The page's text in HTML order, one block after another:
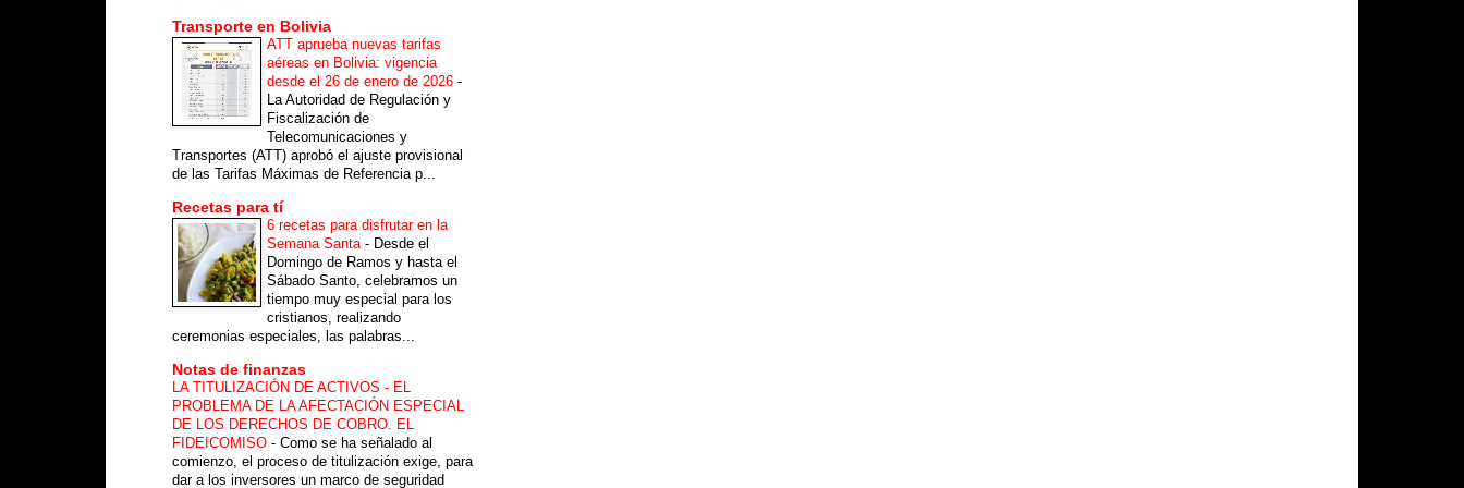
Transporte en Bolivia
ATT aprueba nuevas tarifas
aéreas en Bolivia: vigencia
desde el 26 de enero de 2026 -
La Autoridad de Regulación y
Fiscalización de
Telecomunicaciones y
Transportes (ATT) aprobó el ajuste provisional
de las Tarifas Máximas de Referencia p...
Recetas para tí
6 recetas para disfrutar en la
Semana Santa - Desde el
Domingo de Ramos y hasta el
Sábado Santo, celebramos un
tiempo muy especial para los
cristianos, realizando
ceremonias especiales, las palabras...
Notas de finanzas
LA TITULIZACIÓN DE ACTIVOS - EL
PROBLEMA DE LA AFECTACIÓN ESPECIAL
DE LOS DERECHOS DE COBRO. EL
FIDEICOMISO - Como se ha señalado al
comienzo, el proceso de titulización exige, para
dar a los inversores un marco de seguridad